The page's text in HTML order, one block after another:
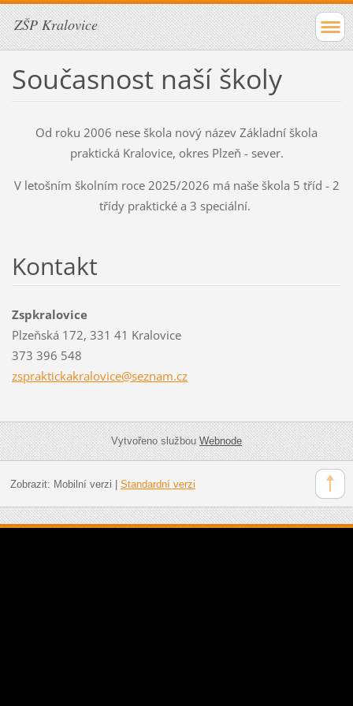
ZŠP Kralovice
Současnost naší školy
Od roku 2006 nese škola nový název Základní škola
praktická Kralovice, okres Plzeň - sever.
V letošním školním roce 2025/2026 má naše škola 5 tříd - 2
třídy praktické a 3 speciální.
Kontakt
Zspkralovice
Plzeňská 172, 331 41 Kralovice
373 396 548
zspraktickakralovice@seznam.cz
Vytvořeno službouWebnode
Zobrazit: Mobilní verzi Standardní verzi